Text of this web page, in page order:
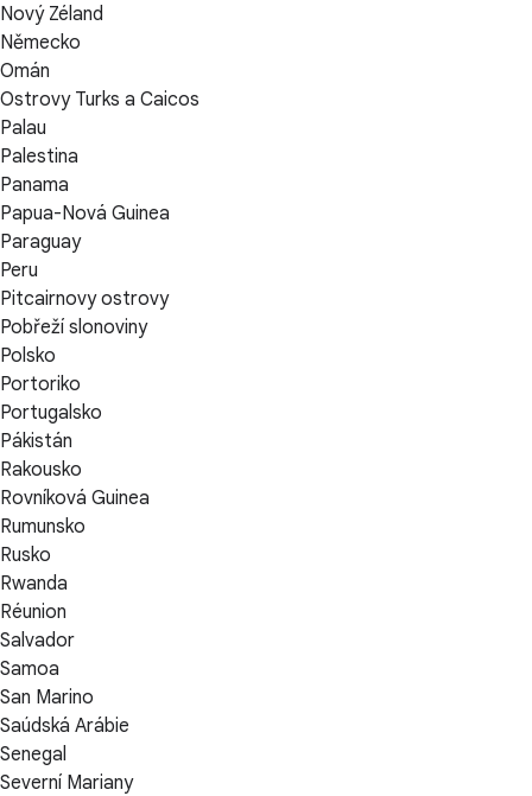
Nový Zéland
Německo
Omán
Ostrovy Turks a Caicos
Palau
Palestina
Panama
Papua-Nová Guinea
Paraguay
Peru
Pitcairnovy ostrovy
Pobřeží slonoviny
Polsko
Portoriko
Portugalsko
Pákistán
Rakousko
Rovníková Guinea
Rumunsko
Rusko
Rwanda
Réunion
Salvador
Samoa
San Marino
Saúdská Arábie
Senegal
Severní Mariany